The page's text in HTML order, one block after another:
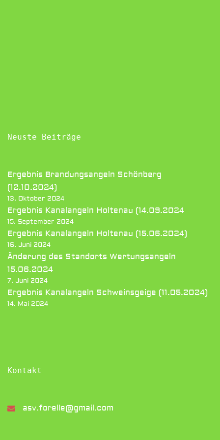
Neuste Beiträge
Ergebnis Brandungsangeln Schönberg
(12.10.2024)
13. Oktober 2024
Ergebnis Kanalangeln Holtenau (14.09.2024
15. September 2024
Ergebnis Kanalangeln Holtenau (15.06.2024)
16. Juni 2024
Änderung des Standorts Wertungsangeln
15.06.2024
7. Juni 2024
Ergebnis Kanalangeln Schweinsgeige (11.05.2024)
14. Mai 2024
Kontakt
asv.forelle@gmail.com